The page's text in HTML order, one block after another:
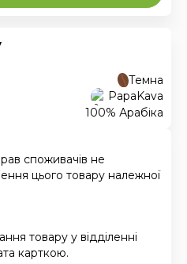
Темна
PapaKava
100% Арабіка
споживачів не
цього товару належної
товару у відділенні
карткою.